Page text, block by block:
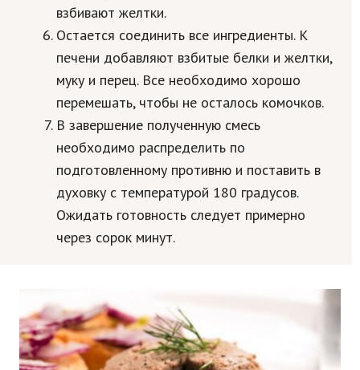
взбивают желтки.
Остается соединить все ингредиенты. К
печени добавляют взбитые белки и желтки,
муку и перец. Все необходимо хорошо
перемешать, чтобы не осталось комочков.
В завершение полученную смесь
необходимо распределить по
подготовленному противню и поставить в
духовку с температурой 180 градусов.
Ожидать готовность следует примерно
через сорок минут.